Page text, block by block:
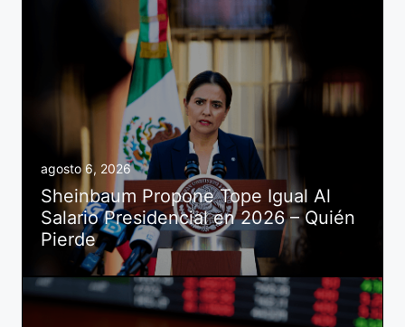
agosto 6, 2026
Sheinbaum Propone Tope Igual Al
Salario Presidencial en 2026 – Quién
Pierde